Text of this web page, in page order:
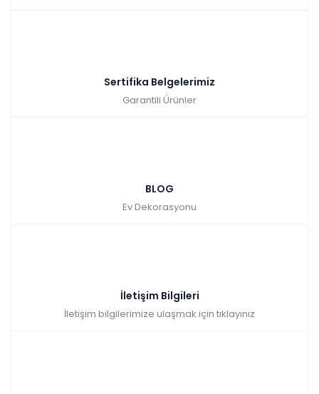
Hızlı Teslimat
Sertifika Belgelerimiz
Garantili Ürünler
BLOG
Ev Dekorasyonu
İletişim Bilgileri
İletişim bilgilerimize ulaşmak için tıklayınız